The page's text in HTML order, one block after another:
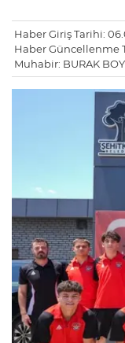
Haber Giriş Tarihi:
Haber Güncellenme
Muhabir: BURAK